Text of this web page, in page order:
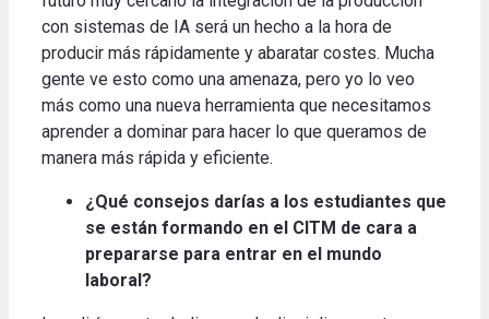
con sistemas de IA será un hecho a la hora de
producir más rápidamente y abaratar costes. Mucha
gente ve esto como una amenaza, pero yo lo veo
más como una nueva herramienta que necesitamos
aprender a dominar para hacer lo que queramos de
manera más rápida y eficiente.
¿Qué consejos darías a los estudiantes que
se están formando en el CITM de cara a
prepararse para entrar en el mundo
laboral?